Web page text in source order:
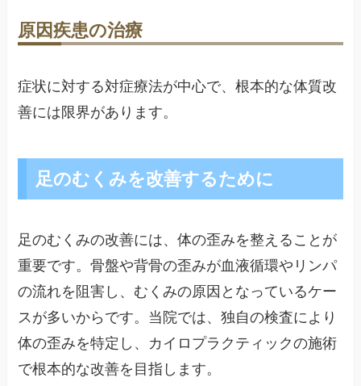
原因疾患の治療
症状に対する対症療法が中心で、根本的な体質改
善には限界があります。
足のむくみを改善するために
足のむくみの改善には、体の歪みを整えることが
重要です。骨盤や背骨の歪みが血液循環やリンパ
の流れを阻害し、むくみの原因となっているケー
スが多いからです。当院では、独自の検査により
体の歪みを特定し、カイロプラクティックの施術
で根本的な改善を目指します。